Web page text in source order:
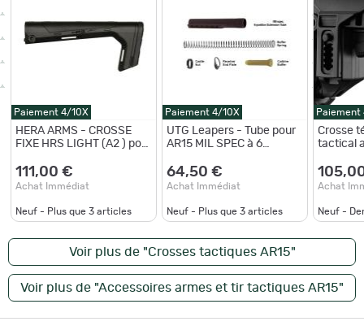
Paiement 4/10X
HERA ARMS - CROSSE
FIXE HRS LIGHT (A2 ) pour
111,00 €
Achat Immédiat
Neuf - Plus que 3 articles
Paiement 4/10X
UTG Leapers - Tube pour
AR15 MIL SPEC à 6
d'accessoires
64,50 €
Achat Immédiat
Neuf - Plus que 3 articles
Paiement
Crosse
tactical
Achat
Neuf -
Voir plus de "Crosses tactiques AR15"
Voir plus de "Accessoires armes et tir tactiques AR15"